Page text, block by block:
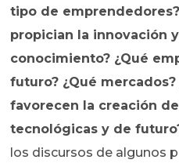
tipo de
propician la innovación
conocimiento? ¿Qué
futuro? ¿Qué
favorecen la creación
tecnológicas y de
los discursos de algunos